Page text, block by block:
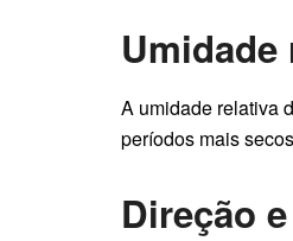
A umidade relativa
períodos mais
Direção